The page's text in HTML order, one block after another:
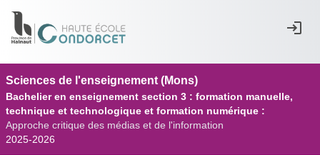
Sciences de l'enseignement (Mons)
Bachelier en enseignement section 3 : formation manuelle,
technique et technologique et formation numérique :
Approche critique des médias et de l'information
2025-2026